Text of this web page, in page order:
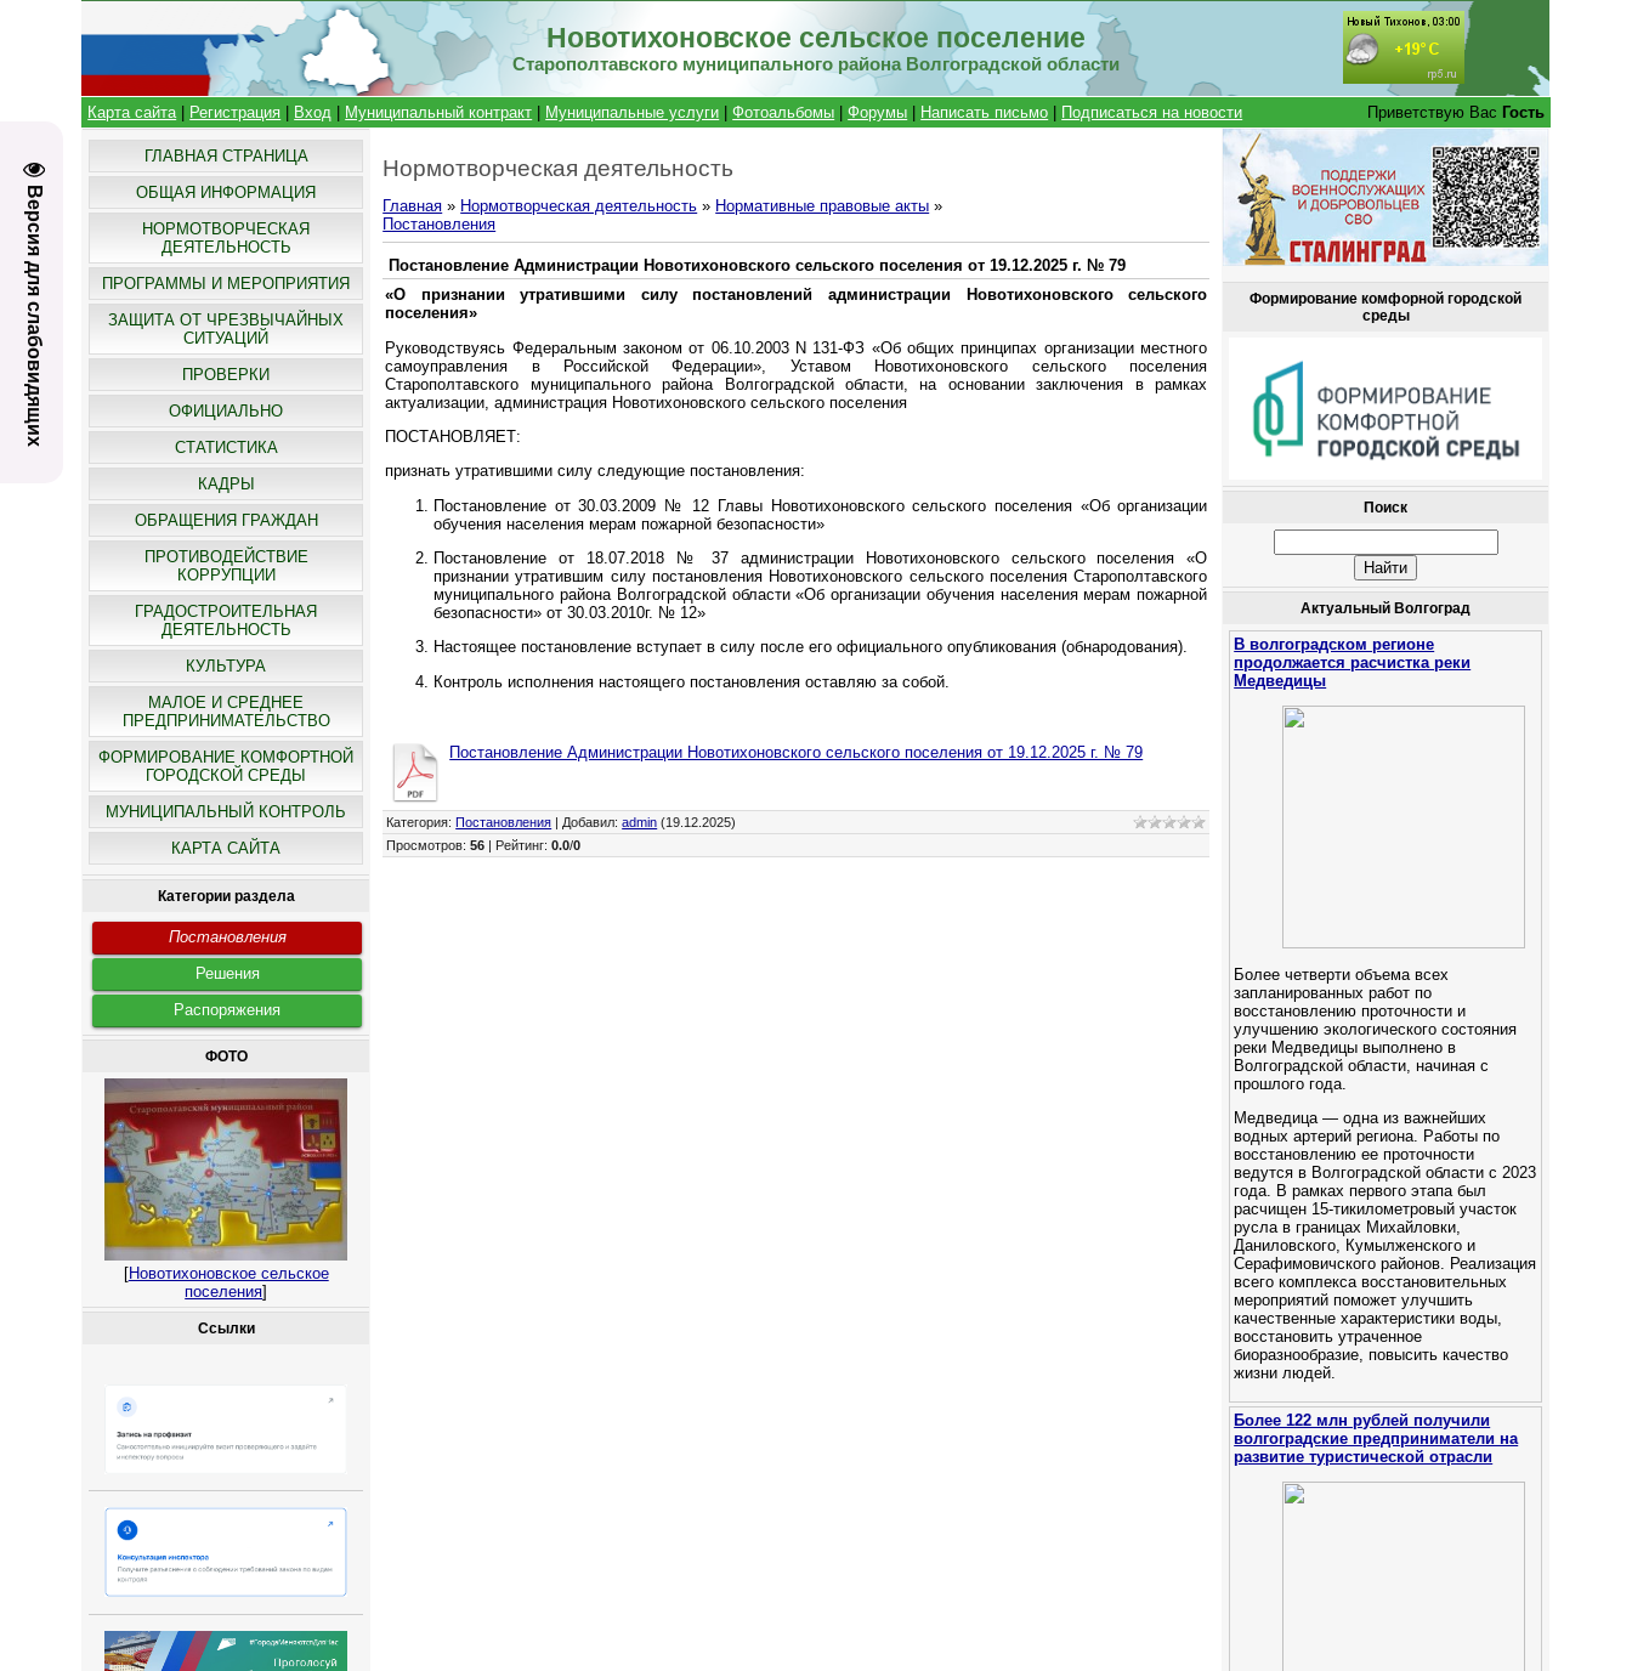
Версия для слабовидящих
Новотихоновское сельское поселение
Старополтавского муниципального района Волгоградской области
Карта сайта| Регистрация Вход Муниципальный контракт Муниципальные услуги |Фотоальбомы |Форумы Написать письмо Подписаться на новости Приветствую Вас Гость
ГЛАВНАЯ СТРАНИЦА
ОБЩАЯ ИНФОРМАЦИЯ
НОРМОТВОРЧЕСКАЯ
ДЕЯТЕЛЬНОСТЬ
ПРОГРАММЫ И МЕРОПРИЯТИЯ
ЗАЩИТА ОТ ЧРЕЗВЫЧАЙНЫХ
СИТУАЦИЙ
ПРОВЕРКИ
ОФИЦИАЛЬНО
СТАТИСТИКА
КАДРЫ
ОБРАЩЕНИЯ ГРАЖДАН
ПРОТИВОДЕЙСТВИЕ
КОРРУПЦИИ
ГРАДОСТРОИТЕЛЬНАЯ
ДЕЯТЕЛЬНОСТЬ
КУЛЬТУРА
МАЛОЕ И СРЕДНЕЕ
ПРЕДПРИНИМАТЕЛЬСТВО
ФОРМИРОВАНИЕ КОМФОРТНОЙ
ГОРОДСКОЙ СРЕДЫ
МУНИЦИПАЛЬНЫЙ КОНТРОЛЬ
КАРТА САЙТА
Категории раздела
Постановления
Решения
Распоряжения
ФОТО
[Новотихоновское сельское
поселения]
Ссылки
Нормотворческая деятельность
Главная » Нормотворческая деятельность » Нормативные правовые акты »
Постановления
Постановление Администрации Новотихоновского сельского поселения от 19.12.2025 г. № 79
«О признании утратившими силу постановлений администрации Новотихоновского сельского
поселения»
Руководствуясь Федеральным законом от 06.10.2003 N 131-ФЗ «Об общих принципах организации местного
самоуправления в Российской Федерации», Уставом Новотихоновского сельского поселения
Старополтавского муниципального района Волгоградской области, на основании заключения в рамках
актуализации, администрация Новотихоновского сельского поселения
ПОСТАНОВЛЯЕТ:
признать утратившими силу следующие постановления:
Постановление от 30.03.2009 № 12 Главы Новотихоновского сельского поселения «Об организации
обучения населения мерам пожарной безопасности»
Постановление от 18.07.2018 № 37 администрации Новотихоновского сельского поселения «О
признании утратившим силу постановления Новотихоновского сельского поселения Старополтавского
муниципального района Волгоградской области «Об организации обучения населения мерам пожарной
безопасности» от 30.03.2010г. № 12»
Настоящее постановление вступает в силу после его официального опубликования (обнародования).
Контроль исполнения настоящего постановления оставляю за собой.
Постановление Администрации Новотихоновского сельского поселения от 19.12.2025 г. № 79
Категория: Постановления Добавил:admin (19.12.2025)
Просмотров:56 Рейтинг:0.0/0
Формирование комфорной городской
среды
Поиск
Актуальный Волгоград
В волгоградском регионе
продолжается расчистка реки
Медведицы
Более четверти объема всех
запланированных работ по
восстановлению проточности и
улучшению экологического состояния
реки Медведицы выполнено в
Волгоградской области, начиная с
прошлого года.
Медведица — одна из важнейших
водных артерий региона. Работы по
восстановлению ее проточности
ведутся в Волгоградской области с 2023
года. В рамках первого этапа был
расчищен 15-тикилометровый участок
русла в границах Михайловки,
Даниловского, Кумылженского и
Серафимовичского районов. Реализация
всего комплекса восстановительных
мероприятий поможет улучшить
качественные характеристики воды,
восстановить утраченное
биоразнообразие, повысить качество
жизни людей.
Более 122 млн рублей получили
волгоградские предприниматели на
развитие туристической отрасли